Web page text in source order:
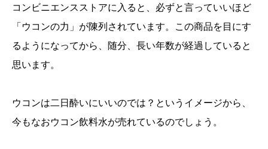
コンビニエンスストアに入ると、必ずと言っていいほど
「ウコンの力」が陳列されています。この商品を目にす
るようになってから、随分、長い年数が経過していると
思います。
ウコンは二日酔いにいいのでは？というイメージから、
今もなおウコン飲料水が売れているのでしょう。